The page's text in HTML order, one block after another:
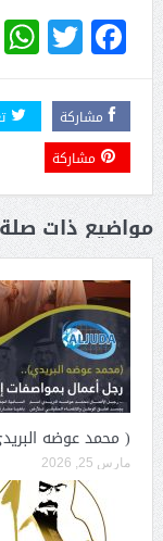
مشاركة
مشاركة
مواضيع ذات صلة
( محمد عوضه
مارس 25, 2026